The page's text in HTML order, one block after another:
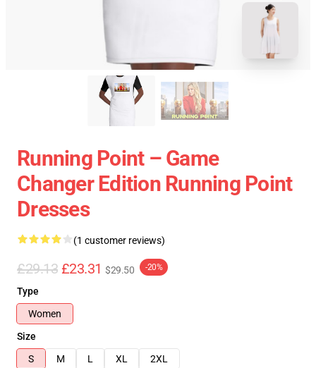
Running Point – Game
Changer Edition Running Point
Dresses
(1 customer reviews)
£29.13 £23.31 $29.50 -20%
Type
Women
Size
S
M L XL 2XL